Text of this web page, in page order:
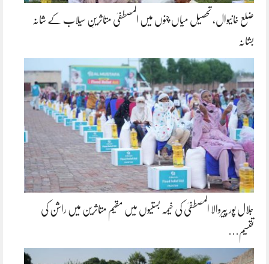
ضلع خانیوال، تحصیل میاں چنوں میں المصطفیٰ متاثرینِ سیلاب کے شانہ
بشانہ
جلال پور پیروالا المصطفیٰ کی خیمہ بستیوں میں مقیم متاثرین میں راشن کی
تقسیم…